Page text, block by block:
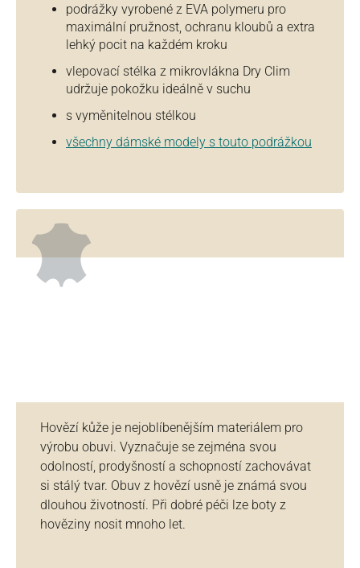
podrážky vyrobené z EVA polymeru pro
maximální pružnost, ochranu kloubů a extra
lehký pocit na každém kroku
vlepovací stélka z mikrovlákna Dry Clim
udržuje pokožku ideálně v suchu
s vyměnitelnou stélkou
všechny dámské modely s touto podrážkou
Hovězí kůže je nejoblíbenějším materiálem pro
výrobu obuvi. Vyznačuje se zejména svou
odolností, prodyšností a schopností zachovávat
si stálý tvar. Obuv z hovězí usně je známá svou
dlouhou životností. Při dobré péči lze boty z
hověziny nosit mnoho let.